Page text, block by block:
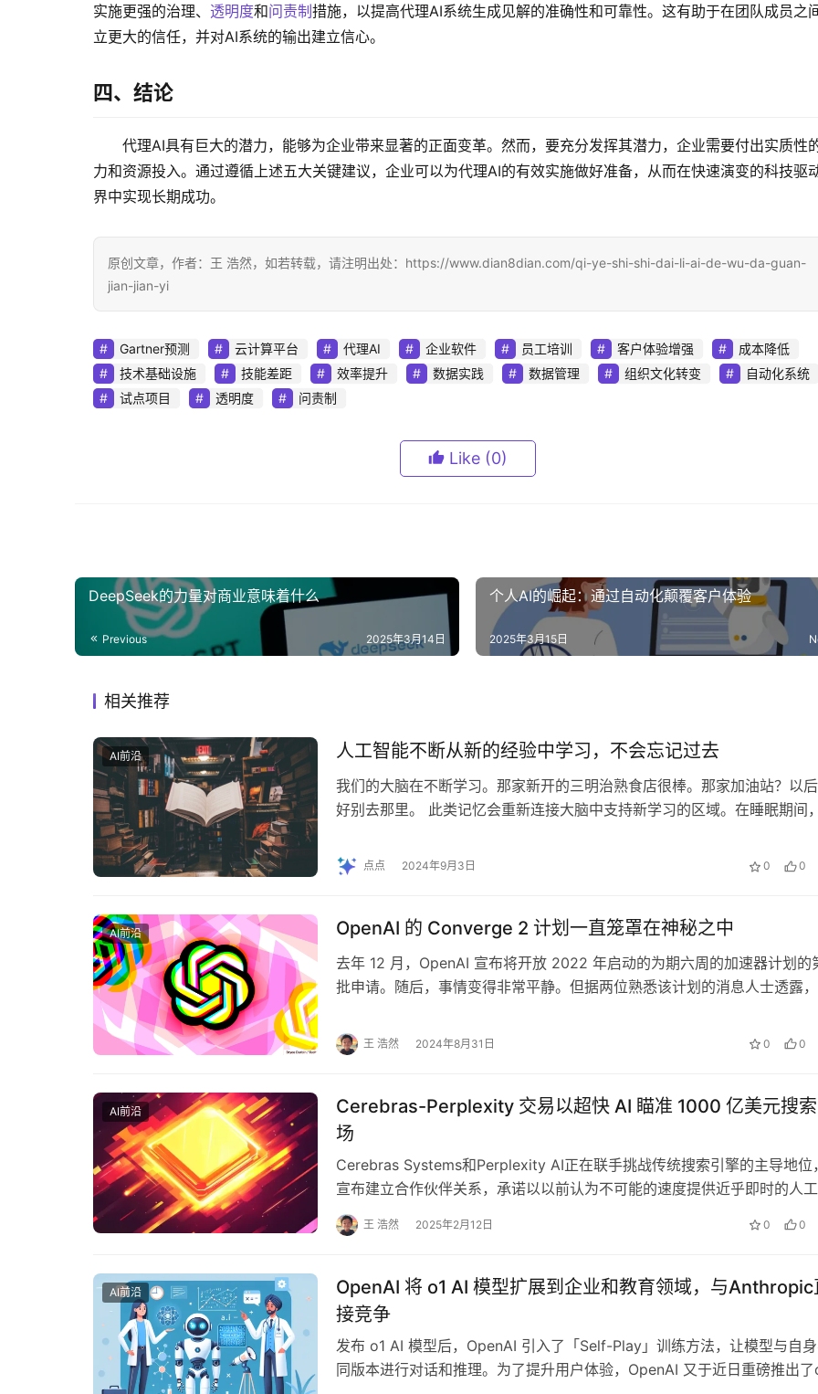
实施更强的治理、 透明度和问责制措施，以提高代理AI系统生成见解的准确性和可靠性。这有助于在团队成员之
立更大的信任，并对AI系统的输出建立信心。
四、结论
代理AI具有巨大的潜力，能够为企业带来显著的正面变革。然而，要充分发挥其潜力，企业需要付出实质性
力和资源投入。通过遵循上述五大关键建议，企业可以为代理AI的有效实施做好准备，从而在快速演变的科技驱
界中实现长期成功。
原创文章，作者：王 浩然，如若转载，请注明出处：https://www.dian8dian.com/qi-ye-shi-shi-dai-li-ai-de-wu-da-guan-
jian-jian-yi
Gartner预测 云计算平台 代理AI 企业软件 员工培训 客户体验增强
成本降低
技术基础设施
技能差距 效率提升 数据实践 数据管理 组织文化转变
自动化系统
试点项目
透明度 问责制
Like (0)
DeepSeek的力量对商业意味着什么
Previous 2025年3月14日
个人AI的崛起：通过自动化颠覆客户体验
2025年3月15日
相关推荐
AI前沿 人工智能不断从新的经验中学习，不会忘记过去
我们的大脑在不断学习。那家新开的三明治熟食店很棒。那家加油站？以
好别去那里。 此类记忆会重新连接大脑中支持新学习的区域。在睡眠期间
点点 2024年9月3日 0 0
AI前沿 OpenAI 的 Converge 2 计划一直笼罩在神秘之中
去年 12 月，OpenAI 宣布将开放 2022 年启动的为期六周的加速器计划的
批申请。随后，事情变得非常平静。但据两位熟悉该计划的消息人士透露，
王 浩然 2024年8月31日 0 0
AI前沿
Cerebras-Perplexity 交易以超快 AI 瞄准 1000 亿美元搜
场
Cerebras Systems和Perplexity AI正在联手挑战传统搜索引擎的主导地位
宣布建立合作伙伴关系，承诺以以前认为不可能的速度提供近乎即时的人
能搜索结果。 …
王 浩然 2025年2月12日 0 0
AI前沿
OpenAI 将 o1 AI 模型扩展到企业和教育领域，与Anthropic
接竞争
发布 o1 AI 模型后，OpenAI 引入了「Self-Play」训练方法，让模型与自
同版本进行对话和推理。为了提升用户体验，OpenAI 又于近日重磅推出